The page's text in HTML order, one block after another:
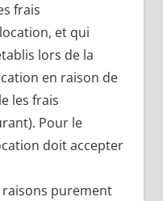
frais
et qui
lors de la
en raison de
les frais
Pour le
doit accepter
raisons purement